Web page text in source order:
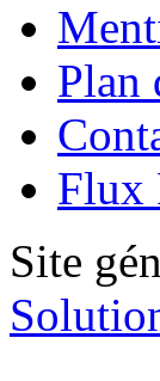
Plan
Flux
Site